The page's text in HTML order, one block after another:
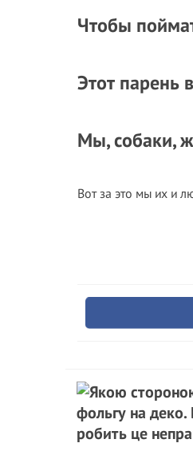
Чтобы
Этот парень
Мы, собаки,
Вот за это мы их и